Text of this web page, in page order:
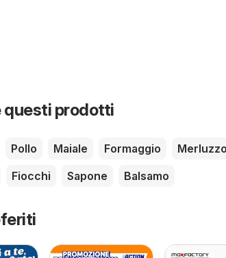
questi prodotti
Pollo Maiale Formaggio
Fiocchi Sapone Balsamo